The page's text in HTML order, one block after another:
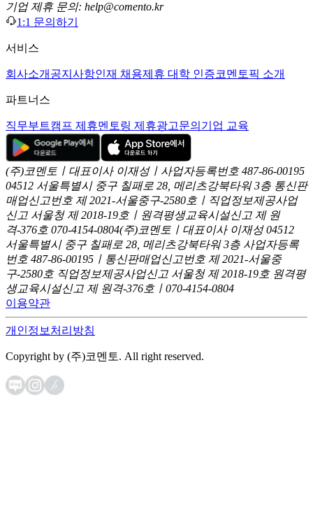
기업 제휴 문의: help@comento.kr
1:1 문의하기
서비스
회사소개 공지사항인재 채용제휴 대학 인증코멘토픽 소개
파트너스
직무부트캠프 제휴멘토링 제휴광고문의 기업 교육
(주)코멘토ㅣ대표이사 이재성ㅣ사업자등록번호 487-86-00195
04512 서울특별시 중구 칠패로 28, 메리츠강북타워 3층 통신판
매업신고번호 제 2021-서울중구-2580호ㅣ직업정보제공사업
신고 서울청 제 2018-19호ㅣ원격평생교육시설신고 제 원
격-376호 070-4154-0804(주)코멘토ㅣ대표이사 이재성 04512
서울특별시 중구 칠패로 28, 메리츠강북타워 3층 사업자등록
번호 487-86-00195ㅣ통신판매업신고번호 제 2021-서울중
구-2580호 직업정보제공사업신고 서울청 제 2018-19호 원격평
생교육시설신고 제 원격-376호ㅣ070-4154-0804
이용약관
개인정보처리방침
Copyright by (주)코멘토. All right reserved.